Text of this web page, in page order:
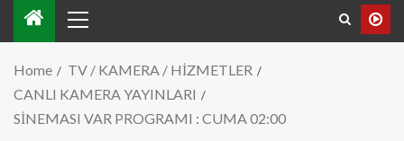
Home
TV / KAMERA / HİZMETLER
CANLI KAMERA YAYINLARI
SİNEMASI VAR PROGRAMI : CUMA 02:00